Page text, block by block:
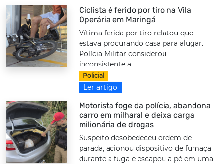
Ciclista é ferido por tiro na Vila
Operária em Maringá
Vítima ferida por tiro relatou que
estava procurando casa para alugar.
Polícia Militar considerou
inconsistente a...
Policial
Ler artigo
Motorista foge da polícia, abandona
carro em milharal e deixa carga
milionária de drogas
Suspeito desobedeceu ordem de
parada, acionou dispositivo de fumaça
durante a fuga e escapou a pé em uma